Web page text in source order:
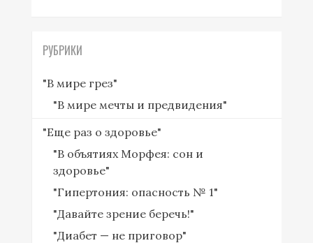
РУБРИКИ
"В мире грез"
"В мире мечты и предвидения"
"Еще раз о здоровье"
"В объятиях Морфея: сон и
здоровье"
"Гипертония: опасность № 1"
"Давайте зрение беречь!"
"Диабет — не приговор"